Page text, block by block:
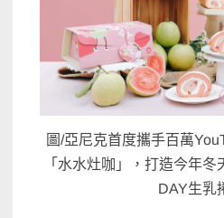
圖/亞尼克首度攜手百萬
「水水灶咖」，打造今年
DAY生乳